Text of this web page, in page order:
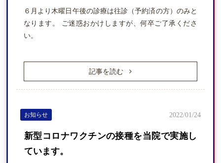
６月より木曜日午後の診療は往診（予約済の方）のみと
なります。 ご迷惑おかけしますが、何卒ご了承くださ
い。
記事を読む
新型コロナワクチンの接種を当院で実施し
ています。
お知らせ 2022/01/24